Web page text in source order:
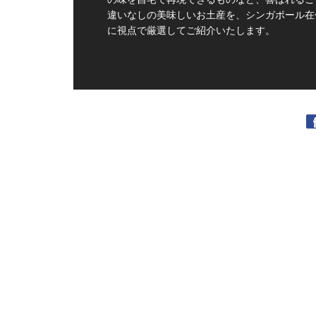
違いなしの美味しいお土産を、シンガポール
に視点で厳選してご紹介いたします。